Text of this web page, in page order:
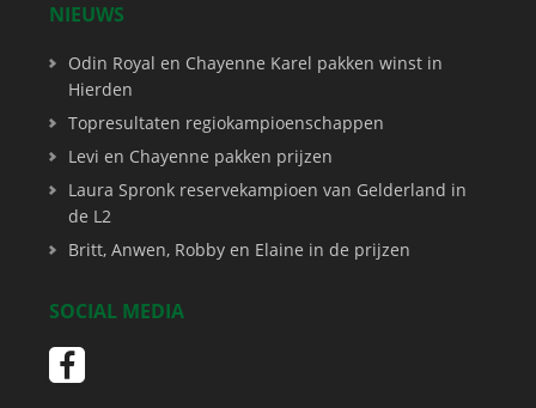
NIEUWS
Odin Royal en Chayenne Karel pakken winst in
Hierden
Topresultaten regiokampioenschappen
Levi en Chayenne pakken prijzen
Laura Spronk reservekampioen van Gelderland in
de L2
Britt, Anwen, Robby en Elaine in de prijzen
SOCIAL MEDIA